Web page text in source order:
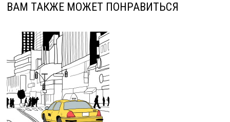
ВАМ ТАКЖЕ МОЖЕТ ПОНРАВИТЬСЯ